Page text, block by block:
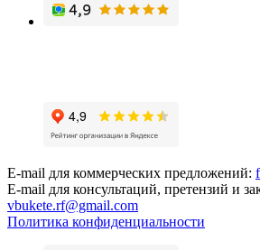
E-mail для коммерческих предложений:
E-mail для консультаций, претензий и
vbukete.rf@gmail.com
Политика конфиденциальности